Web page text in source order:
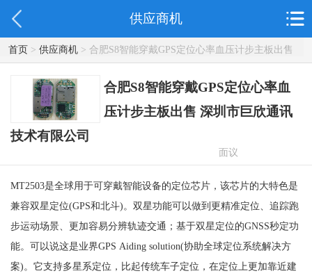
供应商机
首页> 供应商机> 合肥S8智能穿戴GPS定位心率血压计步主板出售
深圳市巨欣通讯技术有限公司
合肥S8智能穿戴GPS定位心率血
压计步主板出售 深圳市巨欣通讯
技术有限公司
面议
MT2503是全球用于可穿戴智能设备的定位芯片，该芯片的大特色是
兼容双星定位(GPS和北斗)。双星功能可以做到更精准定位、追踪跑
步运动场景、更加容易分辨轨迹交通；基于双星定位的GNSS秒定功
能。可以说这是业界GPS Aiding solution(协助全球定位系统解决方
案)。它支持多星系定位，比起传统车子定位，在定位上更加靠近建